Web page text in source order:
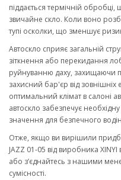
піддається термічній
звичайне скло. Коли воно
тупі осколки, що зменшує
Автоскло сприяє загальній
зіткнення або перекидання
руйнуванню даху, захищаючи
захисний бар'єр від зовнішніх
оптимальний клімат в салоні
автоскло забезпечує
значення для безпечного
Отже, якщо ви вирішили
JAZZ 01-05 від виробника
або з’єднайтесь з нашими
сумісності.